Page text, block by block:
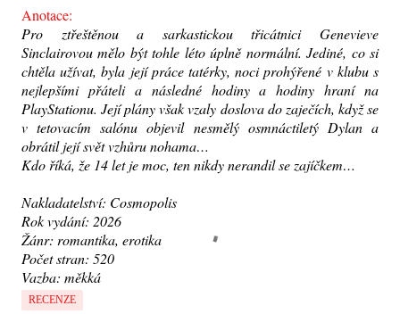
Anotace:
Pro ztřeštěnou a sarkastickou třicátnici Genevieve
Sinclairovou mělo být tohle léto úplně normální. Jediné, co si
chtěla užívat, byla její práce tatérky, noci prohýřené v klubu s
nejlepšími přáteli a následné hodiny a hodiny hraní na
PlayStationu. Její plány však vzaly doslova do zaječích, když se
v tetovacím salónu objevil nesmělý osmnáctiletý Dylan a
obrátil její svět vzhůru nohama…
Kdo říká, že 14 let je moc, ten nikdy nerandil se zajíčkem…
Nakladatelství: Cosmopolis
Rok vydání: 2026
Žánr: romantika, erotika
Počet stran: 520
Vazba: měkká
RECENZE